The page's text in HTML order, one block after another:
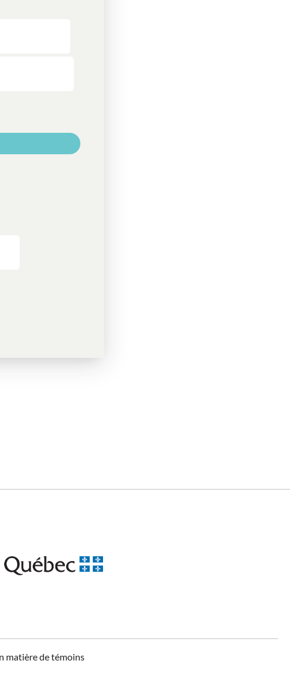
matière de témoins